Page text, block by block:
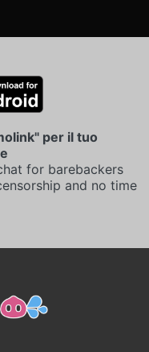
per il tuo
for barebackers
and no time